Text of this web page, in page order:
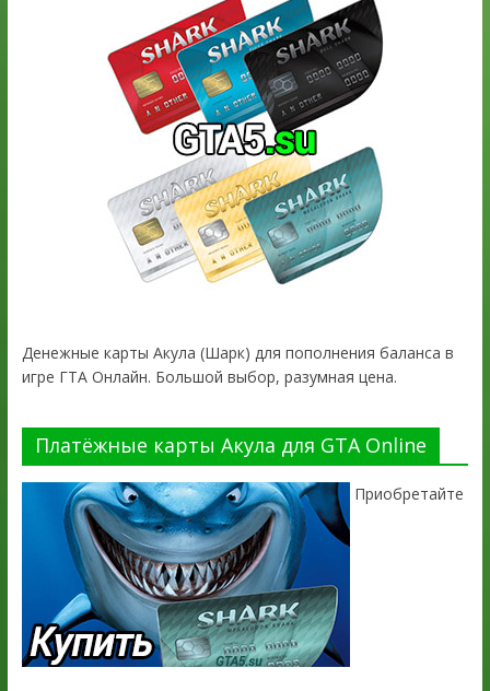
Денежные карты Акула (Шарк) для пополнения баланса в
игре ГТА Онлайн. Большой выбор, разумная цена.
Платёжные карты Акула для GTA Online
Приобретайте